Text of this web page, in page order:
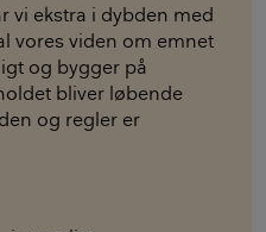
vi ekstra i dybden med
vores viden om emnet
og bygger på
bliver løbende
og regler er